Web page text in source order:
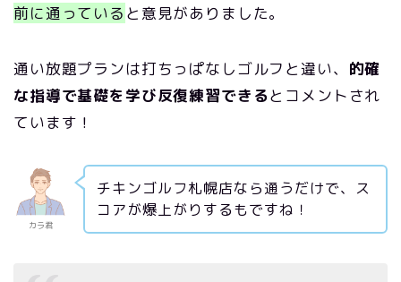
前に通っている と意見がありました。
通い放題プランは打ちっぱなしゴルフと違い、 的確
な指導で基礎を学び反復練習できるとコメントされ
ています！
カラ君
チキンゴルフ札幌店なら通うだけで、ス
コアが爆上がりするもですね！